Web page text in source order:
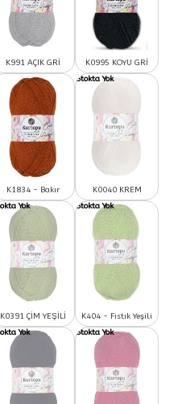
K991 AÇIK GRİ K0995 KOYU GRİ
K1834 - Bakır K0040 KREM
K0391 ÇİM YEŞİLİ K404 - Fıstık Yeşili